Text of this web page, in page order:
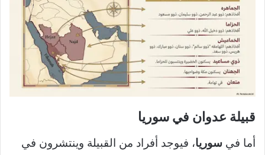
قبيلة عدوان في سوريا
أما في سوريا، فيوجد أفراد من القبيلة وينتشرون في